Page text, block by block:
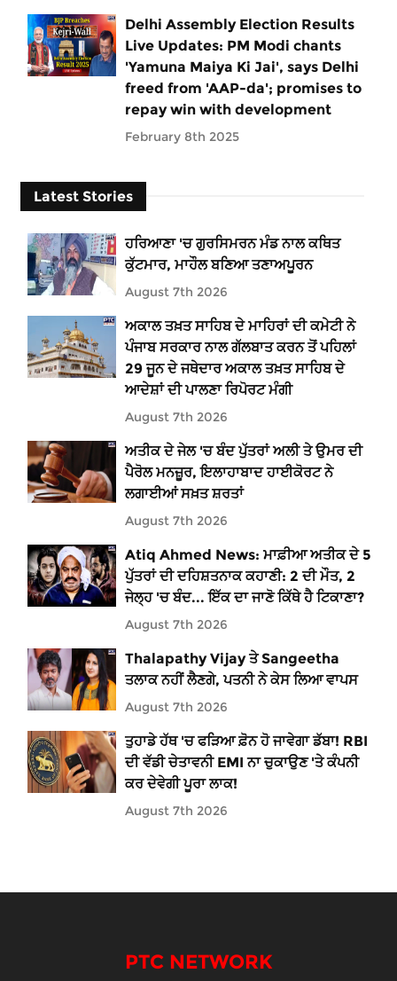
Delhi Assembly Election Results
Live Updates: PM Modi chants
'Yamuna Maiya Ki Jai', says Delhi
freed from 'AAP-da'; promises to
repay win with development
February 8th 2025
Latest Stories
ਹਰਿਆਣਾ 'ਚ ਗੁਰਸਿਮਰਨ ਮੰਡ ਨਾਲ ਕਥਿਤ
ਕੁੱਟਮਾਰ, ਮਾਹੌਲ ਬਣਿਆ ਤਣਾਅਪੂਰਨ
August 7th 2026
ਅਕਾਲ ਤਖ਼ਤ ਸਾਹਿਬ ਦੇ ਮਾਹਿਰਾਂ ਦੀ ਕਮੇਟੀ ਨੇ
ਪੰਜਾਬ ਸਰਕਾਰ ਨਾਲ ਗੱਲਬਾਤ ਕਰਨ ਤੋਂ ਪਹਿਲਾਂ
29 ਜੂਨ ਦੇ ਜਥੇਦਾਰ ਅਕਾਲ ਤਖ਼ਤ ਸਾਹਿਬ ਦੇ
ਆਦੇਸ਼ਾਂ ਦੀ ਪਾਲਣਾ ਰਿਪੋਰਟ ਮੰਗੀ
August 7th 2026
ਅਤੀਕ ਦੇ ਜੇਲ 'ਚ ਬੰਦ ਪੁੱਤਰਾਂ ਅਲੀ ਤੇ ਉਮਰ ਦੀ
ਪੈਰੋਲ ਮਨਜ਼ੂਰ, ਇਲਾਹਾਬਾਦ ਹਾਈਕੋਰਟ ਨੇ
ਲਗਾਈਆਂ ਸਖ਼ਤ ਸ਼ਰਤਾਂ
August 7th 2026
Atiq Ahmed News: ਮਾਫ਼ੀਆ ਅਤੀਕ ਦੇ 5
ਪੁੱਤਰਾਂ ਦੀ ਦਹਿਸ਼ਤਨਾਕ ਕਹਾਣੀ: 2 ਦੀ ਮੌਤ, 2
ਜੇਲ੍ਹ 'ਚ ਬੰਦ... ਇੱਕ ਦਾ ਜਾਣੋ ਕਿੱਥੇ ਹੈ ਟਿਕਾਣਾ?
August 7th 2026
Thalapathy Vijay ਤੇ Sangeetha
ਤਲਾਕ ਨਹੀਂ ਲੈਣਗੇ, ਪਤਨੀ ਨੇ ਕੇਸ ਲਿਆ ਵਾਪਸ
August 7th 2026
ਤੁਹਾਡੇ ਹੱਥ 'ਚ ਫੜਿਆ ਫ਼ੋਨ ਹੋ ਜਾਵੇਗਾ ਡੱਬਾ! RBI
ਦੀ ਵੱਡੀ ਚੇਤਾਵਨੀ EMI ਨਾ ਚੁਕਾਉਣ 'ਤੇ ਕੰਪਨੀ
ਕਰ ਦੇਵੇਗੀ ਪੂਰਾ ਲਾਕ!
August 7th 2026
PTC NETWORK